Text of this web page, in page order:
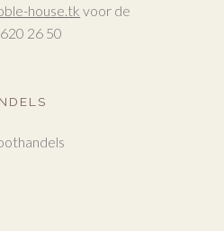
house.tk voor de
26 50